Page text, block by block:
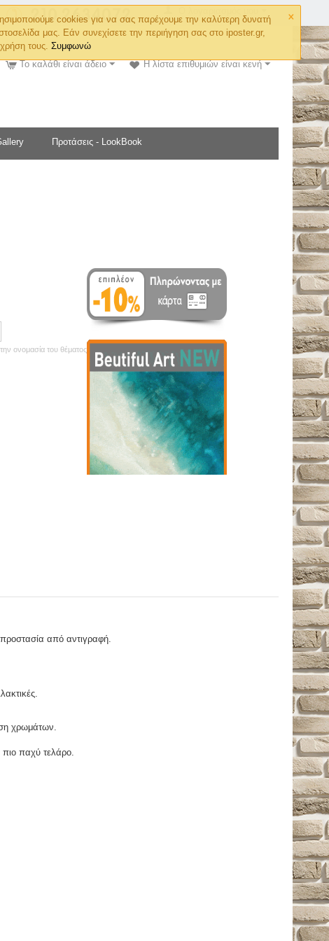
×
cookies για να σας παρέχουμε την καλύτερη δυνατή
μας. Εάν συνεχίσετε την περιήγηση σας στο iposter.gr,
τους.Συμφωνώ
Η λίστα επιθυμιών είναι κενή
Το καλάθι είναι άδειο
Προτάσεις - LookBook
ονομασία του θέματος
από αντιγραφή.
χρωμάτων.
πιο παχύ τελάρο.